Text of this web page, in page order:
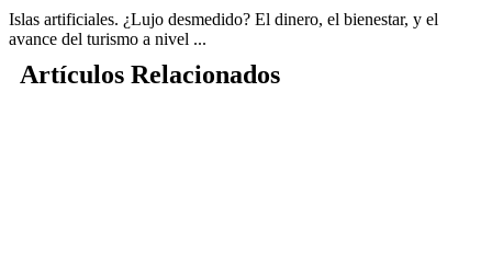
Islas artificiales. ¿Lujo desmedido? El dinero, el bienestar, y el
avance del turismo a nivel ...
Artículos Relacionados